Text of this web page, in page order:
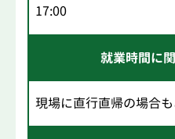
17:00
就業時間に
現場に直行直帰の場合も